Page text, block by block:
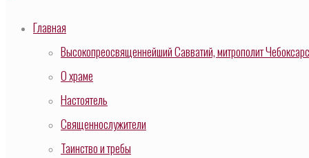
Главная
Высокопреосвященнейший Савватий, митрополит
О храме
Настоятель
Священнослужители
Таинство и требы